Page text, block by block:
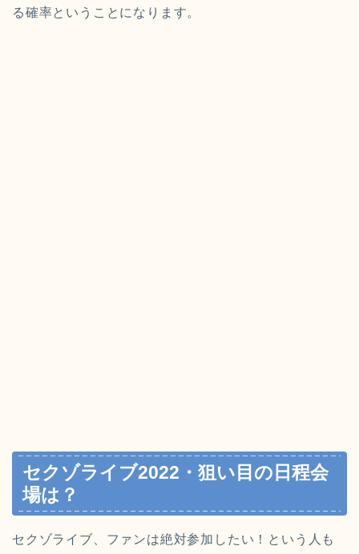
る確率ということになります。
セクゾライブ2022・狙い目の日程会
場は？
セクゾライブ、ファンは絶対参加したい！という人も